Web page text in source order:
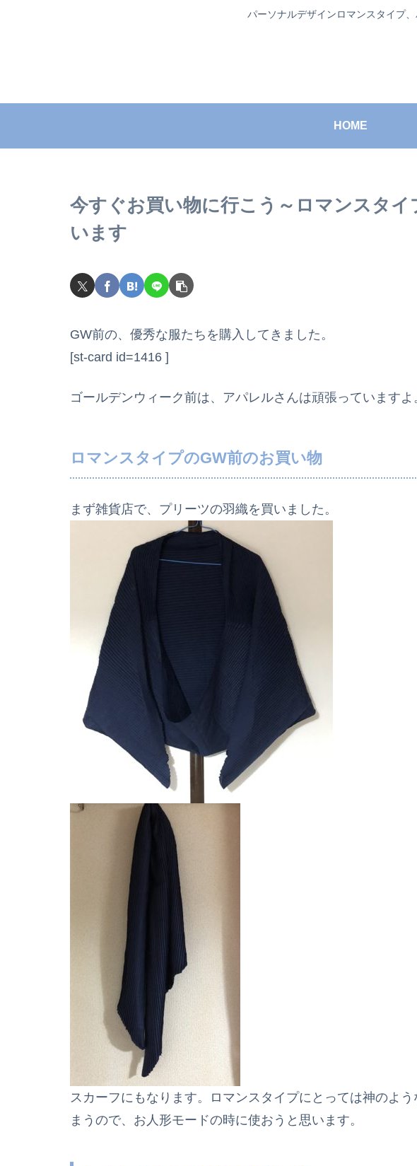
パーソナルデザインロマンスタイプ
HOME
今すぐお買い物に行こう～ロマンスタイ
います
GW前の、優秀な服たちを購入してきました。
[st-card id=1416 ]
ゴールデンウィーク前は、アパレルさんは頑張っていますよ
ロマンスタイプのGW前のお買い物
まず雑貨店で、プリーツの羽織を買いました。
スカーフにもなります。ロマンスタイプにとっては神のよ
まうので、お人形モードの時に使おうと思います。